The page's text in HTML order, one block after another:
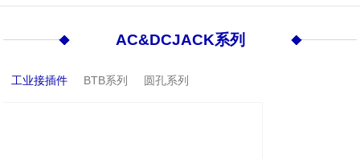
AC&DCJACK系列
工业接插件 BTB系列 圆孔系列